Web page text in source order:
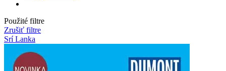
Použité filtre
Zrušiť filtre
Srí Lanka